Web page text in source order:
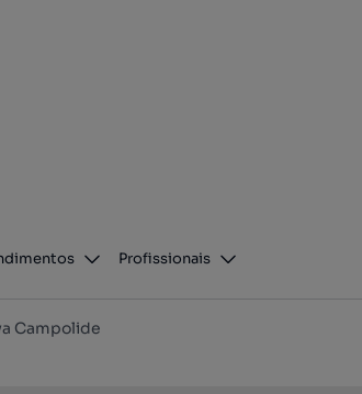
Profissionais
Campolide